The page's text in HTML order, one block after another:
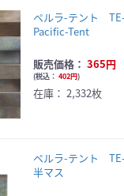
ペルラ-テント
Pacific-Tent
販売価格：365円
(税込：402円)
在庫：2,332枚
ペルラ-テント
半マス